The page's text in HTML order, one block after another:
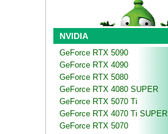
NVIDIA
GeForce RTX 5090
GeForce RTX 4090
GeForce RTX 5080
GeForce RTX 4080 SUPER
GeForce RTX 5070 Ti
GeForce RTX 4070 Ti SUPER
GeForce RTX 5070